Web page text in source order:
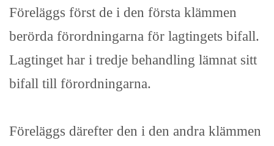
Föreläggs först de i den första klämmen
berörda förordningarna för lagtingets bifall.
Lagtinget har i tredje behandling lämnat sitt
bifall till förordningarna.
Föreläggs därefter den i den andra klämmen